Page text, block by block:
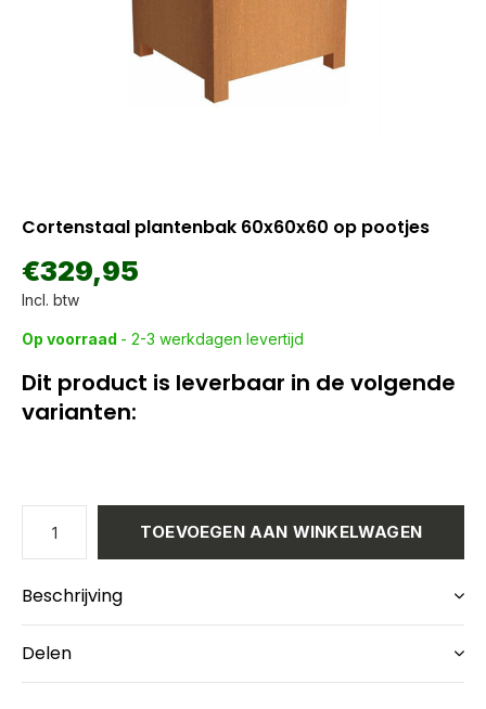
Cortenstaal plantenbak 60x60x60 op pootjes
€329,95
Incl. btw
Op voorraad - 2-3 werkdagen levertijd
Dit product is leverbaar in de volgende
varianten:
TOEVOEGEN AAN WINKELWAGEN
Beschrijving
Delen